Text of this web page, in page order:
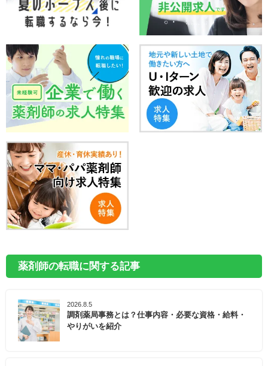
薬剤師の転職に関する記事
2026.8.5
調剤薬局事務とは？仕事内容・必要な資格・給料・
やりがいを紹介